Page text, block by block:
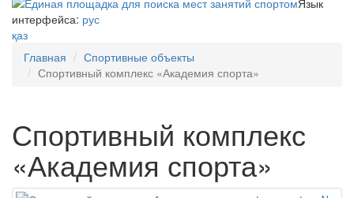
интерфейса: рус
қаз
Главная
Спортивные объекты
Спортивный комплекс «Академия спорта»
Спортивный комплекс
«Академия спорта»